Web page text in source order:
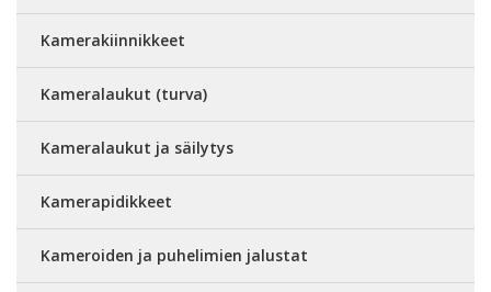
Kamerakiinnikkeet
Kameralaukut (turva)
Kameralaukut ja säilytys
Kamerapidikkeet
Kameroiden ja puhelimien jalustat